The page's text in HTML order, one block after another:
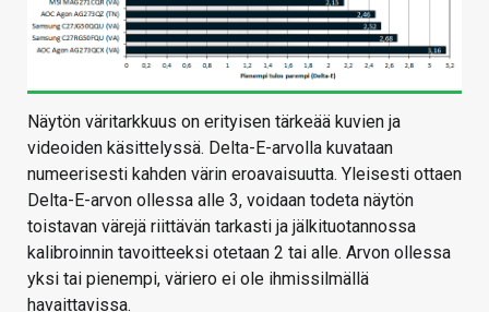
Näytön väritarkkuus on erityisen tärkeää kuvien ja
videoiden käsittelyssä. Delta-E-arvolla kuvataan
numeerisesti kahden värin eroavaisuutta. Yleisesti ottaen
Delta-E-arvon ollessa alle 3, voidaan todeta näytön
toistavan värejä riittävän tarkasti ja jälkituotannossa
kalibroinnin tavoitteeksi otetaan 2 tai alle. Arvon ollessa
yksi tai pienempi, väriero ei ole ihmissilmällä
havaittavissa.